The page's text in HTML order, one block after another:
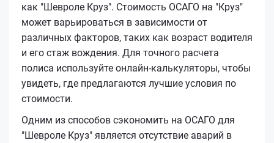
как "Шевроле Круз". Стоимость ОСАГО на "Круз"
может варьироваться в зависимости от
различных факторов, таких как возраст водителя
и его стаж вождения. Для точного расчета
полиса используйте онлайн-калькуляторы, чтобы
увидеть, где предлагаются лучшие условия по
стоимости.
Одним из способов сэкономить на ОСАГО для
"Шевроле Круз" является отсутствие аварий в